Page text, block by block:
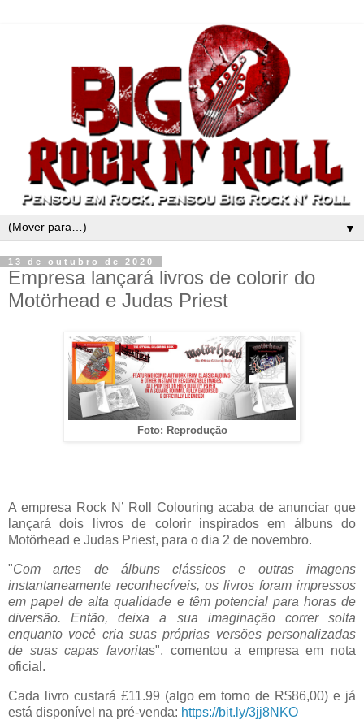
▼
13 de outubro de 2020
Empresa lançará livros de colorir do
Motörhead e Judas Priest
Foto: Reprodução
A empresa Rock N’ Roll Colouring acaba de anunciar que
lançará dois livros de colorir inspirados em álbuns do
Motörhead e Judas Priest, para o dia 2 de novembro.
"Com artes de álbuns clássicos e outras imagens
instantaneamente reconhecíveis, os livros foram impressos
em papel de alta qualidade e têm potencial para horas de
diversão. Então, deixa a sua imaginação correr solta
enquanto você cria suas próprias versões personalizadas
de suas capas favoritas", comentou a empresa em nota
oficial.
Cada livro custará £11.99 (algo em torno de R$86,00) e já
está disponível na pré-venda: https://bit.ly/3jj8NKO